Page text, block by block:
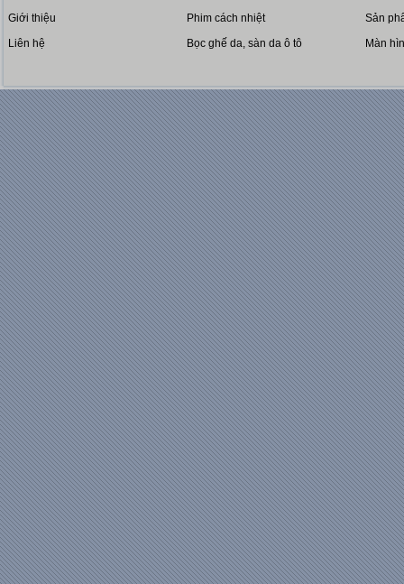
Giới thiệu
Liên hệ
Phim cách nhiệt
Bọc ghế da, sàn da ô tô
Sản
Màn